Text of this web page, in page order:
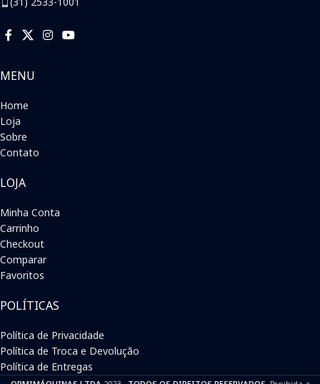
MENU
Home
Loja
Sobre
Contato
LOJA
Minha Conta
Carrinho
Checkout
Comparar
Favoritos
POLÍTICAS
Política de Privacidade
Política de Troca e Devolução
Política de Entregas